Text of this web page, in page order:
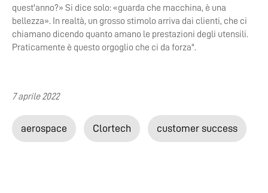
quest'anno?» Si dice solo: «guarda che macchina, è una
bellezza». In realtà, un grosso stimolo arriva dai clienti, che ci
chiamano dicendo quanto amano le prestazioni degli utensili.
Praticamente è questo orgoglio che ci da forza".
7 aprile 2022
aerospace Clortech customer success